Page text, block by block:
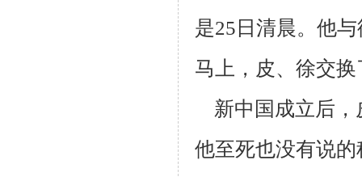
是25日清晨。他
马上，皮、徐交换
新中国成立后，
他至死也没有说